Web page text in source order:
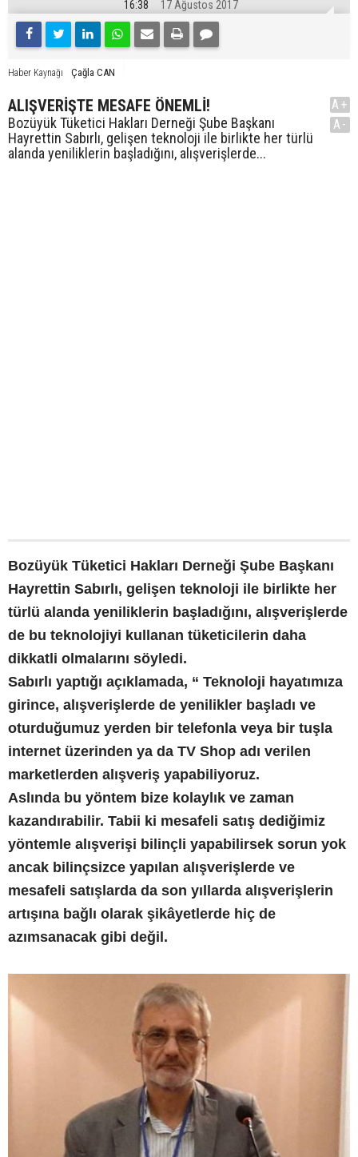
16:38 17 Ağustos 2017
Haber Kaynağı Çağla CAN
ALIŞVERİŞTE MESAFE ÖNEMLİ!
Bozüyük Tüketici Hakları Derneği Şube Başkanı
Hayrettin Sabırlı, gelişen teknoloji ile birlikte her türlü
alanda yeniliklerin başladığını, alışverişlerde...
A+
A-
Bozüyük Tüketici Hakları Derneği Şube Başkanı
Hayrettin Sabırlı, gelişen teknoloji ile birlikte her
türlü alanda yeniliklerin başladığını, alışverişlerde
de bu teknolojiyi kullanan tüketicilerin daha
dikkatli olmalarını söyledi.
Sabırlı yaptığı açıklamada, “ Teknoloji hayatımıza
girince, alışverişlerde de yenilikler başladı ve
oturduğumuz yerden bir telefonla veya bir tuşla
internet üzerinden ya da TV Shop adı verilen
marketlerden alışveriş yapabiliyoruz.
Aslında bu yöntem bize kolaylık ve zaman
kazandırabilir. Tabii ki mesafeli satış dediğimiz
yöntemle alışverişi bilinçli yapabilirsek sorun yok
ancak bilinçsizce yapılan alışverişlerde ve
mesafeli satışlarda da son yıllarda alışverişlerin
artışına bağlı olarak şikâyetlerde hiç de
azımsanacak gibi değil.